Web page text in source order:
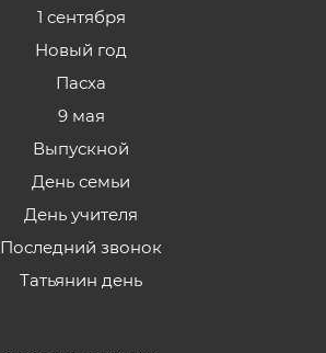
1 сентября
Новый год
Пасха
9 мая
Выпускной
День семьи
День учителя
Последний звонок
Татьянин день